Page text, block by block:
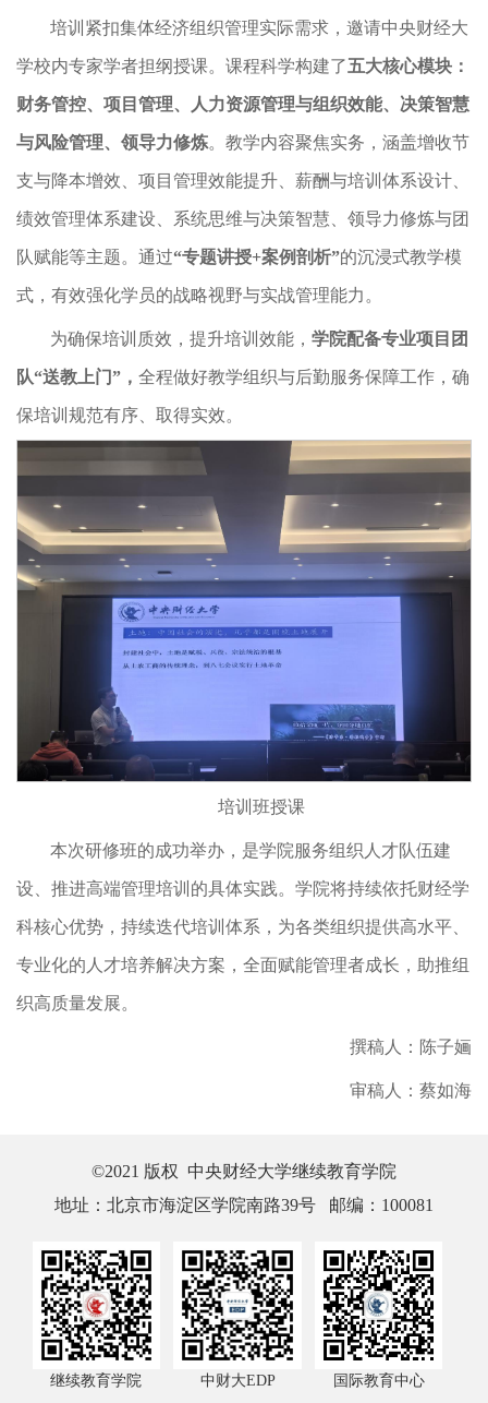
培训紧扣集体经济组织管理实际需求，邀请中央财经大
学校内专家学者担纲授课。课程科学构建了五大核心模块：
财务管控、项目管理、人力资源管理与组织效能、决策智慧
与风险管理、领导力修炼。教学内容聚焦实务，涵盖增收节
支与降本增效、项目管理效能提升、薪酬与培训体系设计、
绩效管理体系建设、系统思维与决策智慧、领导力修炼与团
队赋能等主题。通过“专题讲授+案例剖析”的沉浸式教学模
式，有效强化学员的战略视野与实战管理能力。
为确保培训质效，提升培训效能， 学院配备专业项目团
队“送教上门”， 全程做好教学组织与后勤服务保障工作，确
保培训规范有序、取得实效。
培训班授课
本次研修班的成功举办，是学院服务组织人才队伍建
设、推进高端管理培训的具体实践。学院将持续依托财经学
科核心优势，持续迭代培训体系，为各类组织提供高水平、
专业化的人才培养解决方案，全面赋能管理者成长，助推组
织高质量发展。
撰稿人：陈子婳
审稿人：蔡如海
©2021 版权 中央财经大学继续教育学院
地址：北京市海淀区学院南路39号 邮编：100081
继续教育学院 中财大EDP 国际教育中心